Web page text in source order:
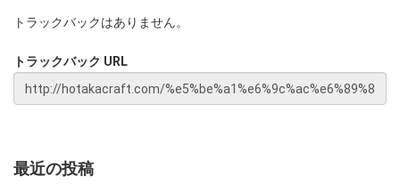
トラックバックはありません。
トラックバック URL
最近の投稿